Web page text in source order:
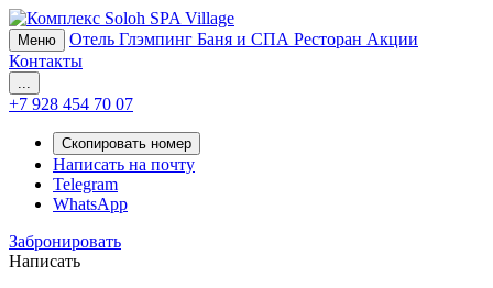
Меню Отель Глэмпинг Баня и СПА Ресторан Акции
Контакты
...
+7 928 454 70 07
Скопировать номер
Написать на почту
Telegram
WhatsApp
Забронировать
Написать